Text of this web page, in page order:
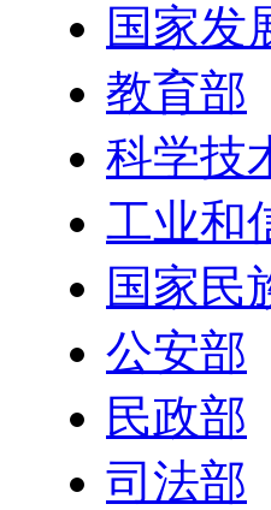
国家发
教育部
科学技
工业和
国家民
公安部
民政部
司法部